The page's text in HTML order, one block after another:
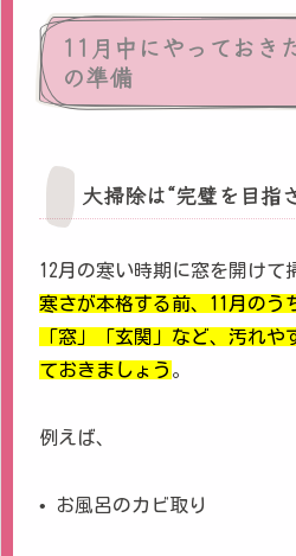
11月中にやっておき
の準備
大掃除は“完璧を目指
12月の寒い時期に窓を開けて
寒さが本格する前、11月のう
「窓」「玄関」など、汚れ
ておきましょう 。
例えば、
• お風呂のカビ取り